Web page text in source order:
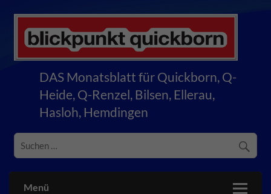
blickpunkt quickborn
DAS Monatsblatt für Quickborn, Q-
Heide, Q-Renzel, Bilsen, Ellerau,
Hasloh, Hemdingen
Menü